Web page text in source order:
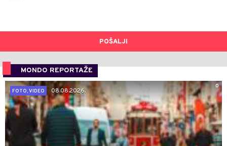
POŠALJI
MONDO REPORTAŽE
0
FOTO, VIDEO
08.08.2026.